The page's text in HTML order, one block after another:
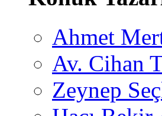
Ahmet
Av. Cihan
Zeynep